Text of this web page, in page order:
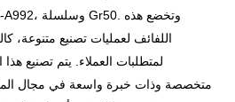
اللفائف لعمليات تصنيع متنوعة،
لمتطلبات العملاء. يتم تصنيع
متخصصة وذات خبرة واسعة في مجال